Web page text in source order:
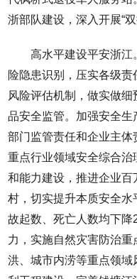
浙部队建设，深入开展“双
高水平建设平安浙
险隐患识别，压实各级
风险评估机制，做实做
品安全监管。加强安全
部门监管责任和企业主
重点行业领域安全综合
和能力建设，推进企业
村，切实提升本质安全
故起数、死亡人数均下
力，实施自然灾害防治
洪、城市内涝等重点领